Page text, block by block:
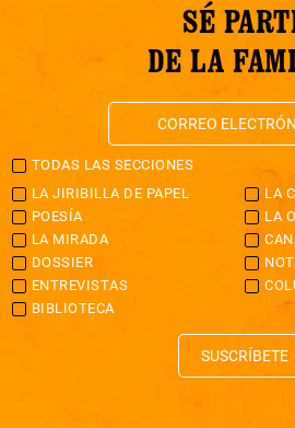
SÉ
DE LA
TODAS LAS SECCIONES
LA JIRIBILLA DE PAPEL
LA
POESÍA
LA
LA MIRADA
DOSSIER
ENTREVISTAS
BIBLIOTECA
SUSCRÍBETE